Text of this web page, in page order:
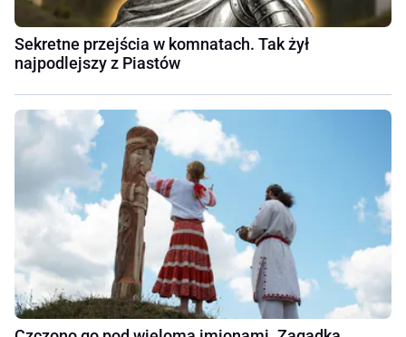
Sekretne przejścia w komnatach. Tak żył
najpodlejszy z Piastów